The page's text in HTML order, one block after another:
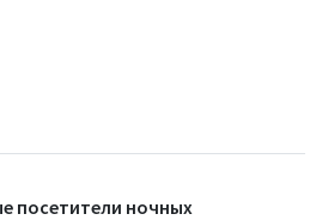
посетители ночных